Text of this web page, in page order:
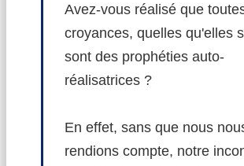
Avez-vous réalisé que
croyances, quelles qu'elles
sont des prophéties auto-
réalisatrices ?
En effet, sans que nous
rendions compte, notre